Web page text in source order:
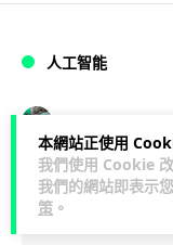
本網站正使用
我們使用 Cookie
我們的網站即表示
策 。
人工智能
Meta AI 模
大 AI 巨頭接